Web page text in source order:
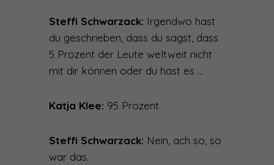
Steffi Schwarzack: Irgendwo hast
du geschrieben, dass du sagst, dass
5 Prozent der Leute weltweit nicht
mit dir können oder du hast es …
Katja Klee: 95 Prozent.
Steffi Schwarzack: Nein, ach so, so
war das.